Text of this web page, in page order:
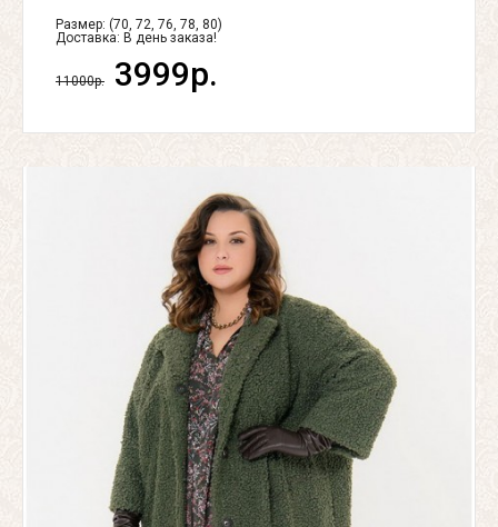
Размер: (70, 72, 76, 78, 80)
Доставка: В день заказа!
11000р. 3999р.